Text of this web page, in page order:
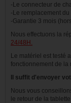
-Le connecteur de
-Le remplacement
-Garantie 3 mois
Nous effectuons la
24/48H.
Le matériel est testé
fonctionnement de la
Il suffit d'envoyer
Nous vous
le retour de la tablette